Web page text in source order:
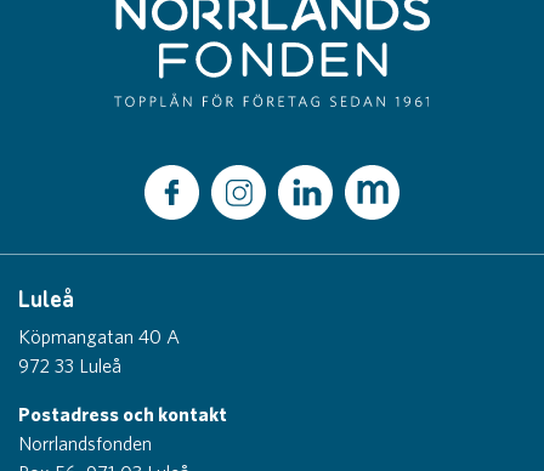
Luleå
Köpmangatan 40 A
972 33 Luleå
Postadress och kontakt
Norrlandsfonden